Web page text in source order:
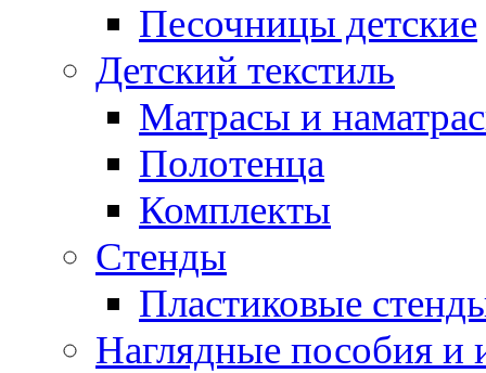
Песочницы детские
Детский текстиль
Матрасы и
Полотенца
Комплекты
Стенды
Пластиковые
Наглядные пособия и